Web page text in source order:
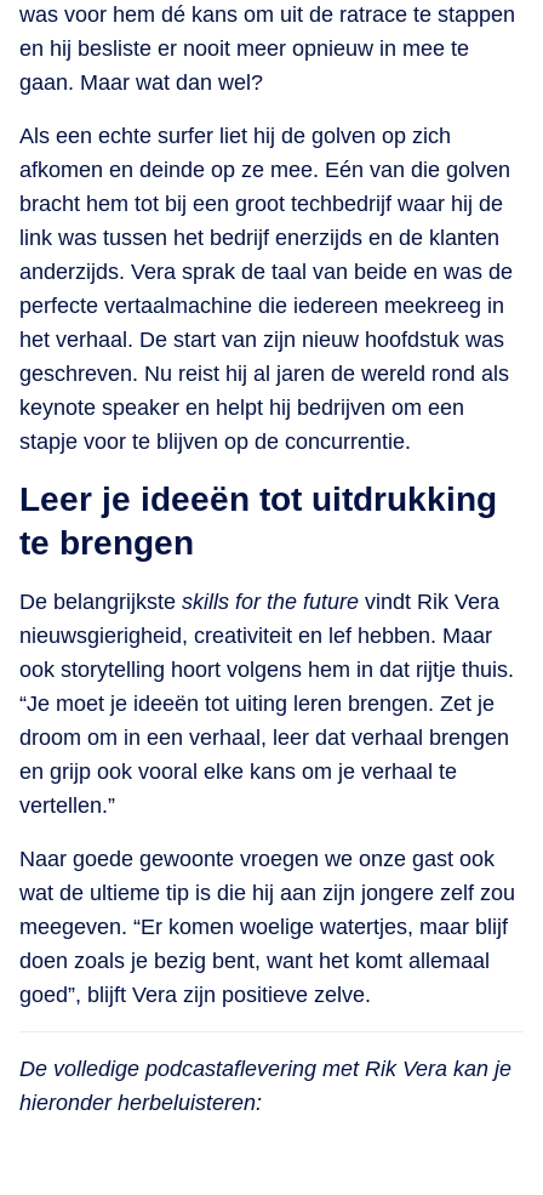
was voor hem dé kans om uit de ratrace te stappen
en hij besliste er nooit meer opnieuw in mee te
gaan. Maar wat dan wel?
Als een echte surfer liet hij de golven op zich
afkomen en deinde op ze mee. Eén van die golven
bracht hem tot bij een groot techbedrijf waar hij de
link was tussen het bedrijf enerzijds en de klanten
anderzijds. Vera sprak de taal van beide en was de
perfecte vertaalmachine die iedereen meekreeg in
het verhaal. De start van zijn nieuw hoofdstuk was
geschreven. Nu reist hij al jaren de wereld rond als
keynote speaker en helpt hij bedrijven om een
stapje voor te blijven op de concurrentie.
Leer je ideeën tot uitdrukking
te brengen
De belangrijkste skills for the future vindt Rik Vera
nieuwsgierigheid, creativiteit en lef hebben. Maar
ook storytelling hoort volgens hem in dat rijtje thuis.
“Je moet je ideeën tot uiting leren brengen. Zet je
droom om in een verhaal, leer dat verhaal brengen
en grijp ook vooral elke kans om je verhaal te
vertellen.”
Naar goede gewoonte vroegen we onze gast ook
wat de ultieme tip is die hij aan zijn jongere zelf zou
meegeven. “Er komen woelige watertjes, maar blijf
doen zoals je bezig bent, want het komt allemaal
goed”, blijft Vera zijn positieve zelve.
De volledige podcastaflevering met Rik Vera kan je
hieronder herbeluisteren: